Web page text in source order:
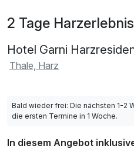
2 Tage
Hotel Garni
Thale, Harz
Bald wieder frei: Die nächsten 1-2
die ersten Termine in 1 Woche.
In diesem Angebot